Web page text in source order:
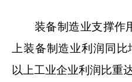
装备制造业支撑作
上装备制造业利润同
以上工业企业利润比重达